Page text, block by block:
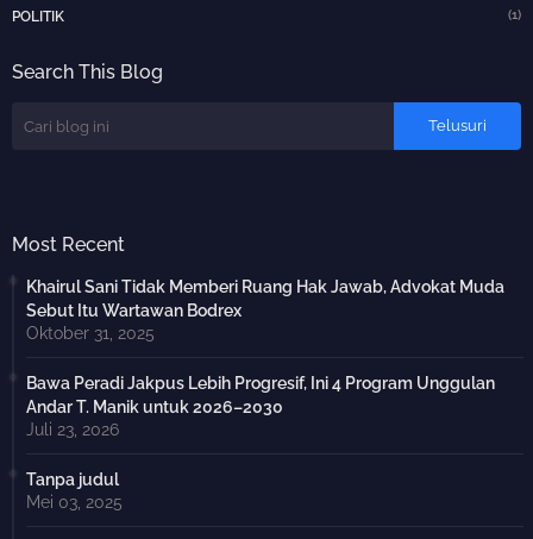
POLITIK (1)
Search This Blog
Most Recent
Khairul Sani Tidak Memberi Ruang Hak Jawab, Advokat Muda
Sebut Itu Wartawan Bodrex
Oktober 31, 2025
Bawa Peradi Jakpus Lebih Progresif, Ini 4 Program Unggulan
Andar T. Manik untuk 2026–2030
Juli 23, 2026
Tanpa judul
Mei 03, 2025